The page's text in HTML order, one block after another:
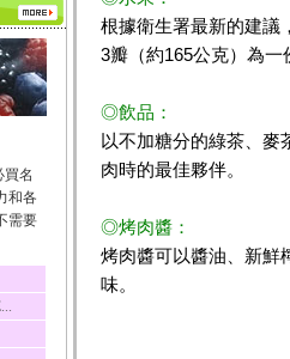
激
...
、
營
...
營
...
買名
和各
需要
根據衛生署最新的建議
3瓣（約165公克）為
◎飲品：
以不加糖分的綠茶、麥
肉時的最佳夥伴。
◎烤肉醬：
烤肉醬可以醬油、新鮮
味。